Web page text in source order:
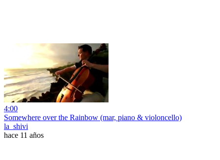
4:00
Somewhere over the Rainbow (mar, piano & violoncello)
la_shivi
hace 11 años